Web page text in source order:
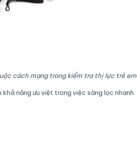
cách mạng trong kiểm tra thị lực trẻ em
năng ưu việt trong việc sàng lọc nhanh